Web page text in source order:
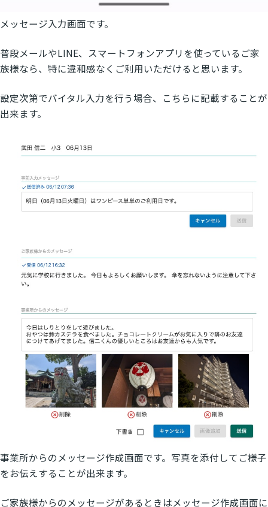
メッセージ入力画面です。
普段メールやLINE、スマートフォンアプリを使っているご家
族様なら、特に違和感なくご利用いただけると思います。
設定次第でバイタル入力を行う場合、こちらに記載することが
出来ます。
事業所からのメッセージ作成画面です。写真を添付してご様子
をお伝えすることが出来ます。
ご家族様からのメッセージがあるときはメッセージ作成画面に